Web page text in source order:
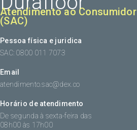
Atendimento ao Consumidor
(SAC)
Pessoa física e juridica
SAC: 0800 011 7073
Email
atendimento.sac@dex.co
Horário de atendimento
De segunda à sexta-feira das
08h00 às 17h00